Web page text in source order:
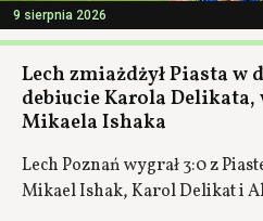
9 sierpnia 2026
Lech zmiażdżył Piasta w
debiucie Karola Delikata,
Mikaela Ishaka
Lech Poznań wygrał 3:0 z
Mikael Ishak, Karol Delikat i